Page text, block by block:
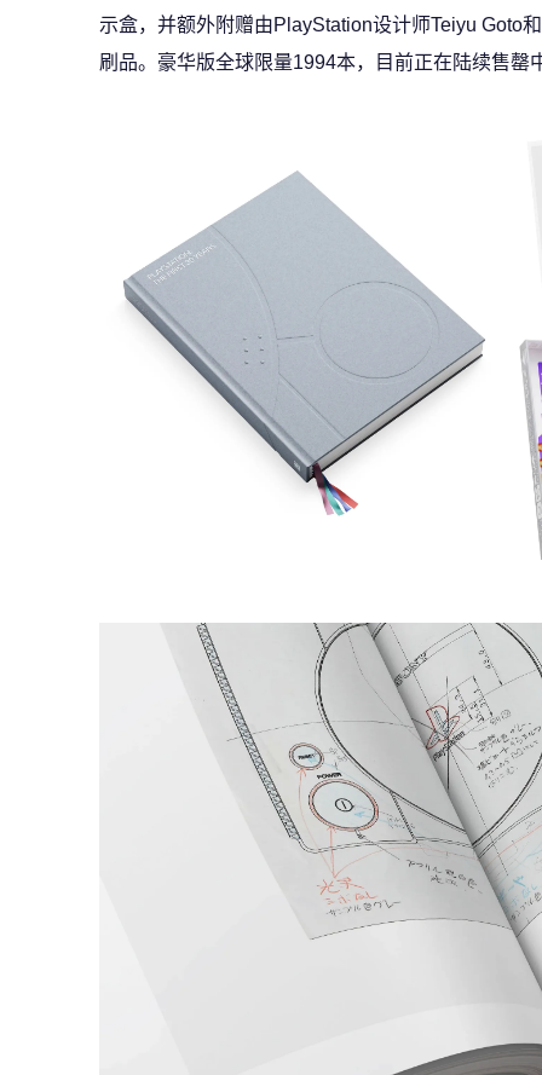
示盒，并额外附赠由PlayStation设计师Teiyu Goto
刷品。豪华版全球限量1994本，目前正在陆续售罄